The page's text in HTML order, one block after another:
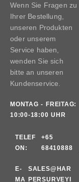
Wenn Sie Fragen zu
Ihrer Bestellung,
unseren Produkten
oder unserem
Service haben,
wenden Sie sich
bitte an unseren
Kundenservice.
MONTAG - FREITAG:
10:00-18:00 UHR
TELEF
ON:
+65
68410888
E-
MA
SALES@HAR
PERSURVEYI